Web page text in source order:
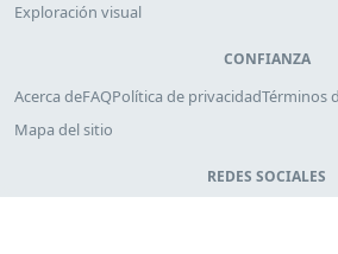
Exploración visual
CONFIANZA
Acerca deFAQPolítica de privacidadTérminos
Mapa del sitio
REDES SOCIALES